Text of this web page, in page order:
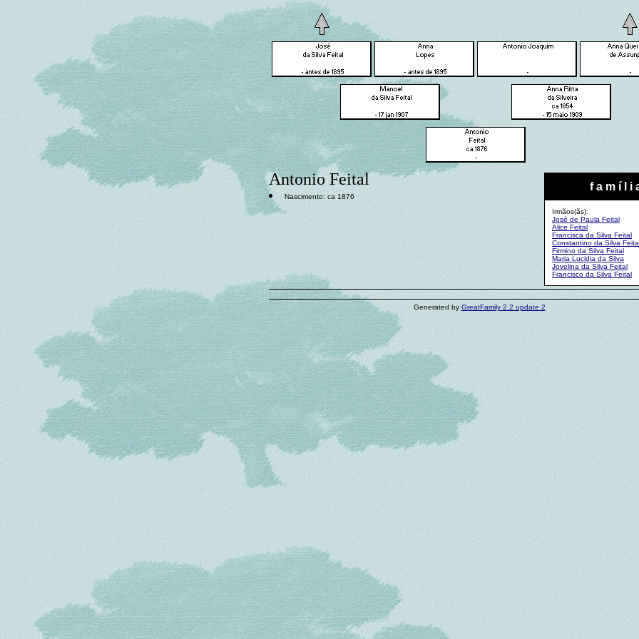
f a m í l i
Irmãos(ãs):
José de Paula Feital
Alice Feital
Francisca da Silva Feital
Constantino da Silva
Firmino da Silva Feital
Maria Lucidia da Silva
Jovelina da Silva Feital
Francisco da Silva Feital
Antonio Feital
Nascimento: ca 1876
Generated by GreatFamily 2.2 update 2